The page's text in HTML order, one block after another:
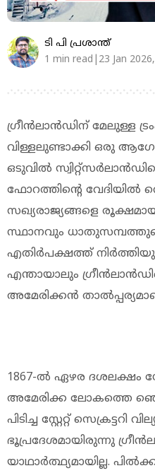
ടി പി പ്രശാന്ത്
1 min read|23 Jan
ഗ്രീൻലാൻഡിന് മേലുള്ള
വിള്ളലുണ്ടാക്കി ഒരു
ഒടുവിൽ
ഫോറത്തിൻ്റെ വേദിയിൽ
സഖ്യരാജ്യങ്ങളെ
സ്ഥാനവും
എതിർപക്ഷത്ത്
എന്തായാലും
അമേരിക്കൻ
1867-ല്‍ ഏഴര ദശലക്ഷം
അമേരിക്ക ലോകത്തെ
പിടിച്ച സ്റ്റേറ്റ്
ഭൂപ്രദേശമായിരുന്നു
യാഥാര്‍ത്ഥ്യമായില്ല.